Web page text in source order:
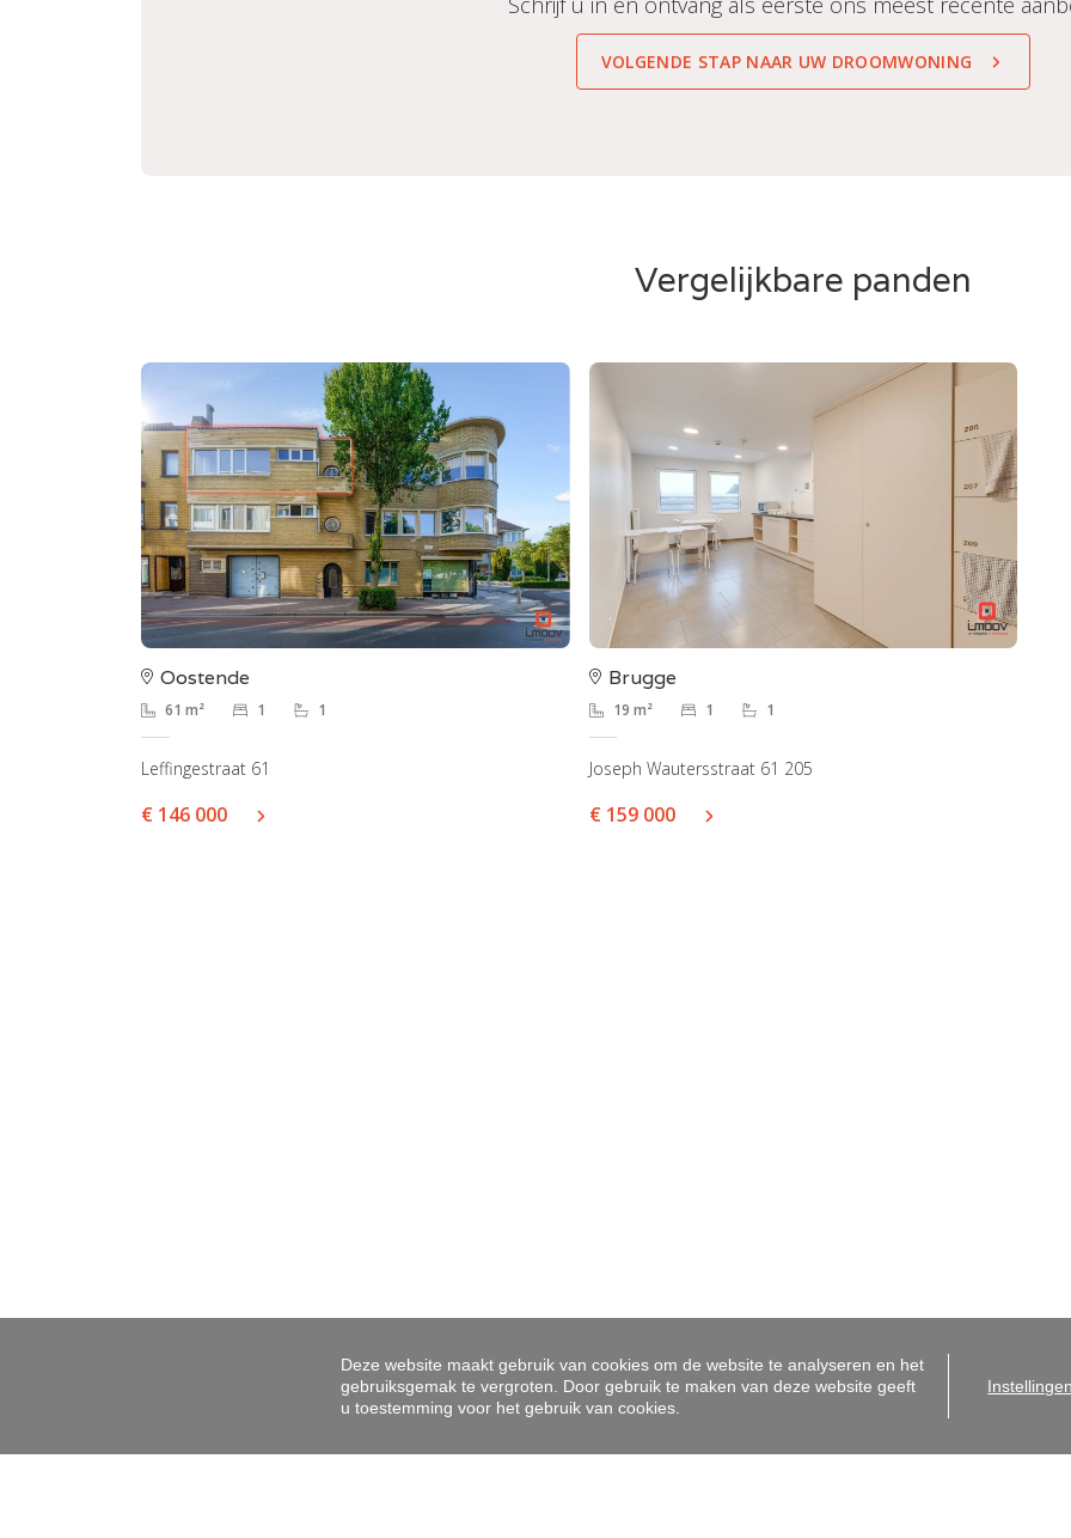
VOLGENDE STAP NAAR UW DROOMWONING
Vergelijkbare panden
Oostende
61 m² 1 1
Leffingestraat 61
€ 146 000
Brugge
19 m² 1 1
Joseph Wautersstraat 61 205
€ 159 000
© 2026 i-Moov | Made by Zabun Disclaimer Privacy policy Cookie policy
Deze website maakt gebruik van cookies om de website te analyseren en het
gebruiksgemak te vergroten. Door gebruik te maken van deze website geeft
u toestemming voor het gebruik van cookies.
Instellingen